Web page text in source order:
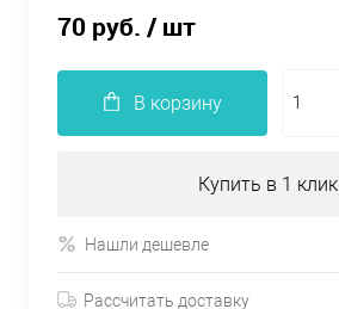
70 руб. / шт
В корзину
Купить в 1 клик
Нашли дешевле
Рассчитать доставку